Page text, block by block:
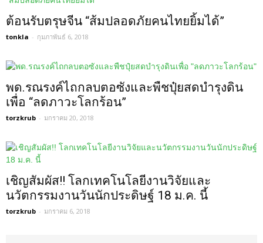
ต้อนรับตรุษจีน “ส้มปลอดภัยคนไทยยิ้มได้”
tonkla - กุมภาพันธ์ 6, 2018
พด.รณรงค์ไถกลบตอซังและพืชปุ๋ยสดบำรุงดิน
เพื่อ “ลดภาวะโลกร้อน”
torzkrub - มกราคม 20, 2018
เชิญสัมผัส!! โลกเทคโนโลยีงานวิจัยและ
นวัตกรรมงานวันนักประดิษฐ์ 18 ม.ค. นี้
torzkrub - มกราคม 6, 2018